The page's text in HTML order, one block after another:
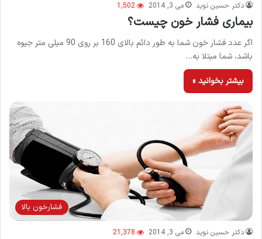
دکتر حسین نوید می 3, 2014 1,502
بیماری فشار خون چیست؟
اگر عدد فشار خون شما به طور دائم بالای 160 بر روی 90 میلی متر جیوه
باشد، شما مبتلا به…
بیشتر بخوانید »
فشارخون بالا
دکتر حسین نوید می 3, 2014 21,378